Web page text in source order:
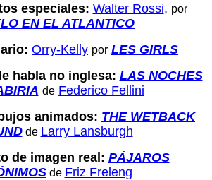
especiales: Walter Rossi, por
EN EL ATLANTICO
Orry-Kelly por LES GIRLS
habla no inglesa: LAS NOCHES
de Federico Fellini
animados: THE WETBACK
de Larry Lansburgh
de imagen real: PÁJAROS
de Friz Freleng